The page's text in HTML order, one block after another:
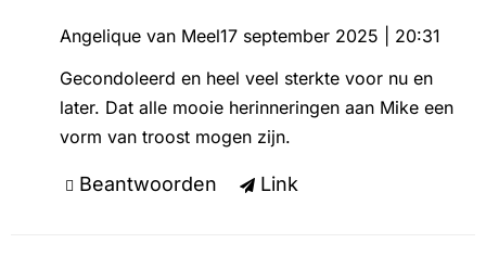
Angelique van Meel17 september 2025 | 20:31
Gecondoleerd en heel veel sterkte voor nu en
later. Dat alle mooie herinneringen aan Mike een
vorm van troost mogen zijn.
Beantwoorden Link